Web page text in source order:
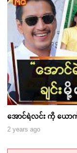
အောင်ရဲလင်း ကို ယောင်္က
2 years ago